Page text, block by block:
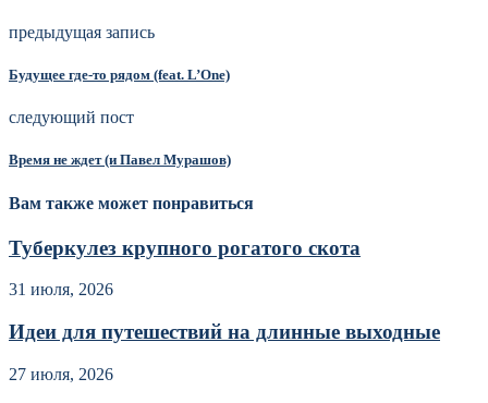
предыдущая запись
Будущее где-то рядом (feat. L’One)
следующий пост
Время не ждет (и Павел Мурашов)
Вам также может понравиться
Туберкулез крупного рогатого скота
31 июля, 2026
Идеи для путешествий на длинные выходные
27 июля, 2026